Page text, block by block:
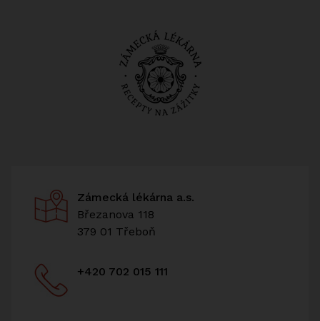
Zámecká lékárna a.s.
Březanova 118
379 01 Třeboň
+420 702 015 111